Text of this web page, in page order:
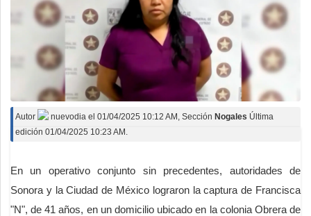
Autor nuevodia el 01/04/2025 10:12 AM , Sección Nogales Última
edición 01/04/2025 10:23 AM.
En un operativo conjunto sin precedentes, autoridades de
Sonora y la Ciudad de México lograron la captura de Francisca
"N", de 41 años, en un domicilio ubicado en la colonia Obrera de